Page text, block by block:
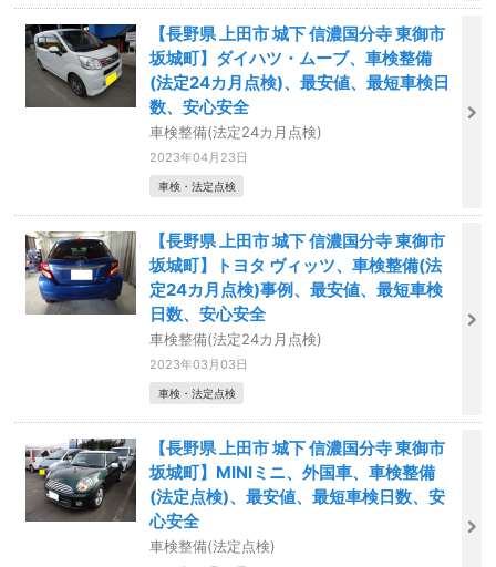
【長野県 上田市 城下 信濃国分寺 東御市
坂城町】ダイハツ・ムーブ、車検整備
(法定24カ月点検)、最安値、最短車検日
数、安心安全
車検整備(法定24カ月点検)
2023年04月23日
車検・法定点検
【長野県 上田市 城下 信濃国分寺 東御市
坂城町】トヨタ ヴィッツ、車検整備(法
定24カ月点検)事例、最安値、最短車検
日数、安心安全
車検整備(法定24カ月点検)
2023年03月03日
車検・法定点検
【長野県 上田市 城下 信濃国分寺 東御市
坂城町】MINIミニ、外国車、車検整備
(法定点検)、最安値、最短車検日数、安
心安全
車検整備(法定点検)